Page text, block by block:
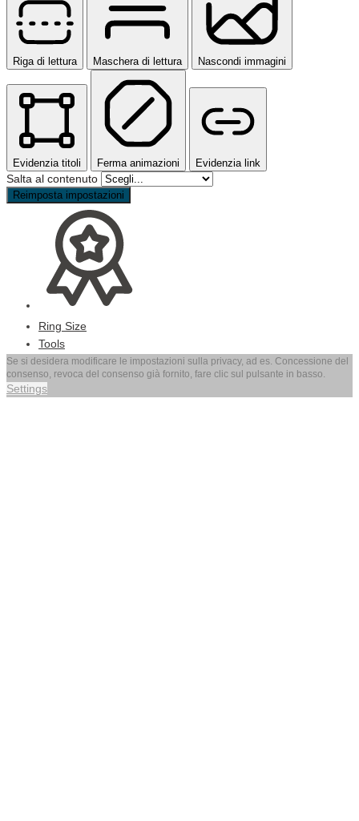
Riga di lettura Maschera di lettura Nascondi immagini
Evidenzia titoli Ferma animazioni Evidenzia link
Salta al contenuto
Reimposta impostazioni
Ring Size
Tools
Se si desidera modificare le impostazioni sulla privacy, ad es. Concessione del
consenso, revoca del consenso già fornito, fare clic sul pulsante in basso.
Settings